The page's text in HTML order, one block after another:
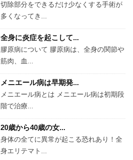
切除部分をできるだけ少なくする手術が
多くなってき...
全身に炎症を起こして...
膠原病について 膠原病は、全身の関節や
筋肉、血...
メニエール病は早期発...
メニエール病とは メニエール病は初期段
階で治療...
20歳から40歳の女...
身体の全てに異常が起こる恐れあり！全
身エリテマト...